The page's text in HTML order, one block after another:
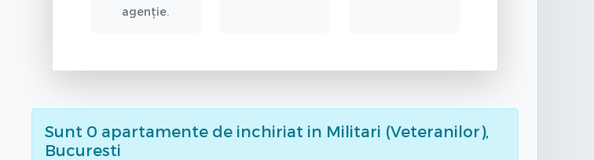
agenție.
Sunt 0 apartamente de inchiriat in Militari (Veteranilor),
Bucuresti